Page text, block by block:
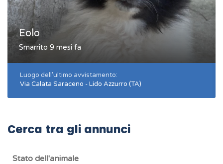
Eolo
Smarrito 9 mesi fa
Luogo dell'ultimo avvistamento:
Via Calata Saraceno - Lido Azzurro (TA)
Cerca tra gli annunci
Stato dell'animale